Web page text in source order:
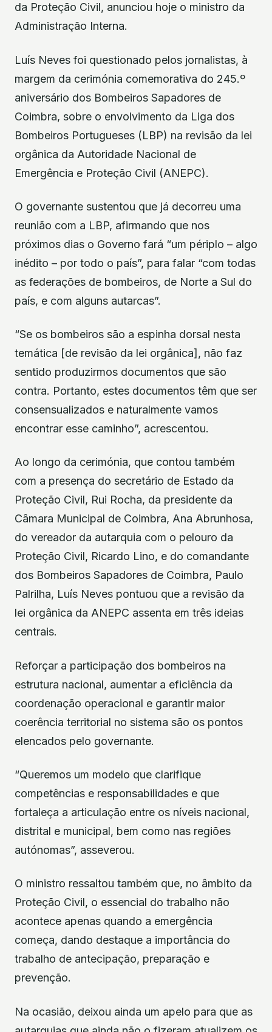
da Proteção Civil, anunciou hoje o ministro da
Administração Interna.
Luís Neves foi questionado pelos jornalistas, à
margem da cerimónia comemorativa do 245.º
aniversário dos Bombeiros Sapadores de
Coimbra, sobre o envolvimento da Liga dos
Bombeiros Portugueses (LBP) na revisão da lei
orgânica da Autoridade Nacional de
Emergência e Proteção Civil (ANEPC).
O governante sustentou que já decorreu uma
reunião com a LBP, afirmando que nos
próximos dias o Governo fará “um périplo – algo
inédito – por todo o país”, para falar “com todas
as federações de bombeiros, de Norte a Sul do
país, e com alguns autarcas”.
“Se os bombeiros são a espinha dorsal nesta
temática [de revisão da lei orgânica], não faz
sentido produzirmos documentos que são
contra. Portanto, estes documentos têm que ser
consensualizados e naturalmente vamos
encontrar esse caminho”, acrescentou.
Ao longo da cerimónia, que contou também
com a presença do secretário de Estado da
Proteção Civil, Rui Rocha, da presidente da
Câmara Municipal de Coimbra, Ana Abrunhosa,
do vereador da autarquia com o pelouro da
Proteção Civil, Ricardo Lino, e do comandante
dos Bombeiros Sapadores de Coimbra, Paulo
Palrilha, Luís Neves pontuou que a revisão da
lei orgânica da ANEPC assenta em três ideias
centrais.
Reforçar a participação dos bombeiros na
estrutura nacional, aumentar a eficiência da
coordenação operacional e garantir maior
coerência territorial no sistema são os pontos
elencados pelo governante.
“Queremos um modelo que clarifique
competências e responsabilidades e que
fortaleça a articulação entre os níveis nacional,
distrital e municipal, bem como nas regiões
autónomas”, asseverou.
O ministro ressaltou também que, no âmbito da
Proteção Civil, o essencial do trabalho não
acontece apenas quando a emergência
começa, dando destaque a importância do
trabalho de antecipação, preparação e
prevenção.
Na ocasião, deixou ainda um apelo para que as